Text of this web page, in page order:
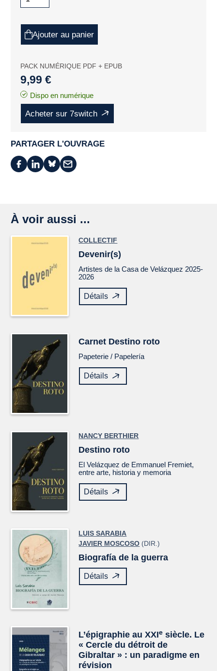
Ajouter au panier
PACK NUMÉRIQUE PDF + EPUB
9,99 €
Dispo en numérique
Acheter sur 7switch
PARTAGER L'OUVRAGE
À voir aussi ...
COLLECTIF
Devenir(s)
Artistes de la Casa de Velázquez 2025-
2026
Détails
Carnet Destino roto
Papeterie / Papelería
Détails
NANCY BERTHIER
Destino roto
ElVelázquez de Emmanuel Fremiet,
entre arte, historia y memoria
Détails
LUIS SARABIA
JAVIER MOSCOSO (DIR.)
Biografía de la guerra
Détails
L’épigraphie au XXIe siècle. Le
« Cercle du détroit de
Gibraltar » : un paradigme en
révision